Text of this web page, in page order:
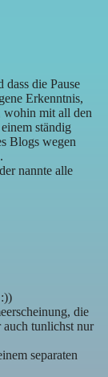
dass die Pause
Erkenntnis,
wohin mit all den
ständig
Blogs wegen
nannte alle
die
auch tunlichst nur
separaten